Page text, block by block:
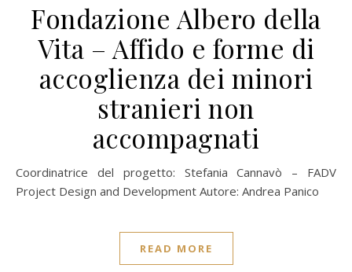
Fondazione Albero della
Vita – Affido e forme di
accoglienza dei minori
stranieri non
accompagnati
Coordinatrice del progetto: Stefania Cannavò – FADV
Project Design and Development Autore: Andrea Panico
READ MORE